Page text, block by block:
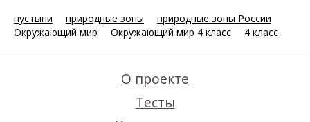
пустыни природные зоны
природные зоны России
Окружающий мир
Окружающий мир 4 класс 4 класс
О проекте
Тесты